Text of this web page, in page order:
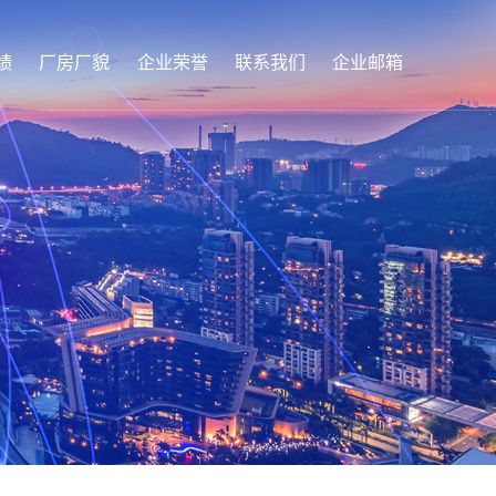
厂房厂貌 企业荣誉 联系我们 企业邮箱